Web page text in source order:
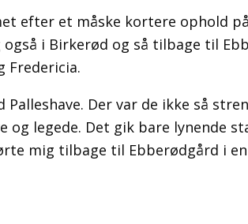
efter et måske kortere ophold
i Birkerød og så tilbage til
Fredericia.
Der var de ikke så
og legede. Det gik bare lynende
mig tilbage til Ebberødgård i